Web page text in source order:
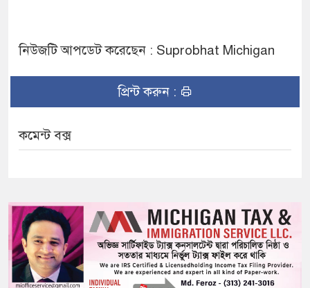
নিউজটি আপডেট করেছেন : Suprobhat Michigan
প্রিন্ট করুন :
কমেন্ট বক্স